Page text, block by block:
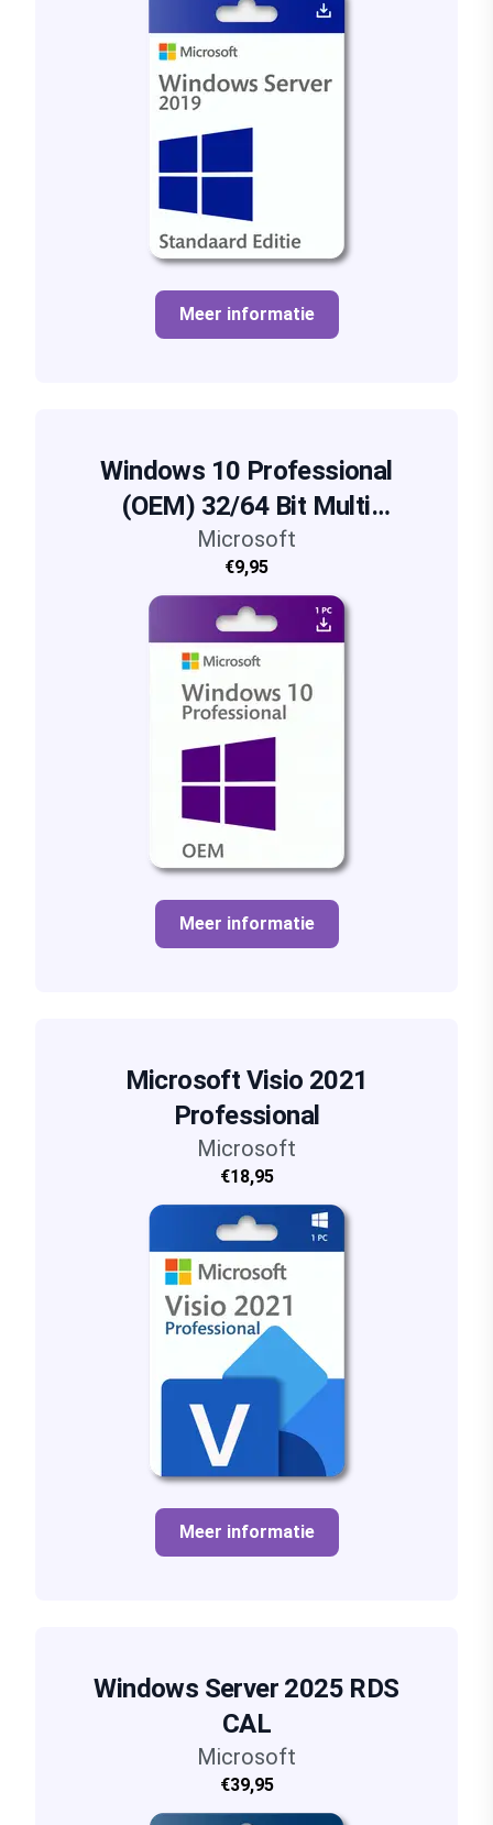
Meer informatie
Windows 10 Professional
(OEM) 32/64 Bit Multi
language Serial/Key
Microsoft
€9,95
Meer informatie
Microsoft Visio 2021
Professional
Microsoft
€18,95
Meer informatie
Windows Server 2025 RDS
CAL
Microsoft
€39,95